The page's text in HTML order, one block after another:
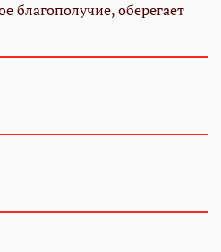
благополучие, оберегает